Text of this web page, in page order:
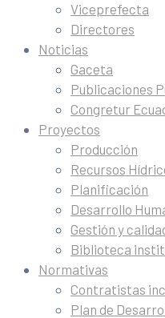
Viceprefecta
Directores
Noticias
Gaceta
Publicaciones
Congretur
Proyectos
Producción
Recursos
Planificación
Desarrollo
Gestión y
Biblioteca
Normativas
Contratistas
Plan de